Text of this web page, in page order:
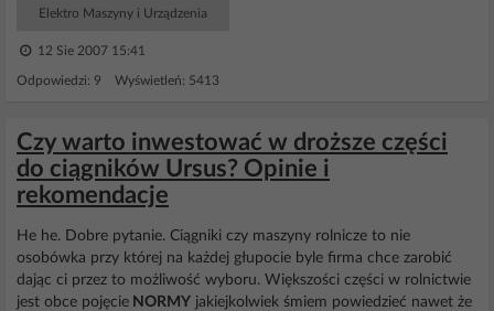
Elektro Maszyny i Urządzenia
12 Sie 2007 15:41
Odpowiedzi: 9 Wyświetleń: 5413
Czy warto inwestować w droższe części
do ciągników Ursus? Opinie i
rekomendacje
He he. Dobre pytanie. Ciągniki czy maszyny rolnicze to nie
osobówka przy której na każdej głupocie byle firma chce zarobić
dając ci przez to możliwość wyboru. Większości części w rolnictwie
jest obce pojęcie NORMY jakiejkolwiek śmiem powiedzieć nawet że